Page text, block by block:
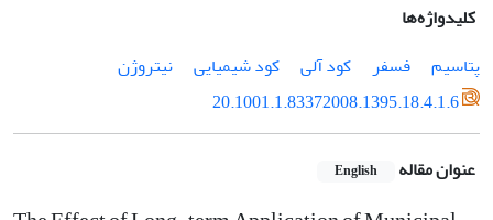
کلیدواژه‌ها
پتاسیم
فسفر کود آلی کود شیمیایی
نیتروژن
20.1001.1.83372008.1395.18.4.1.6
عنوان مقاله English